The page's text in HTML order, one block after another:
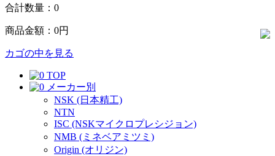
合計数量： 0
商品金額： 0円
カゴの中を見る
TOP
メーカー別
NSK (日本精工)
NTN
ISC (NSKマイクロプレシジョン)
NMB (ミネベアミツミ)
Origin (オリジン)